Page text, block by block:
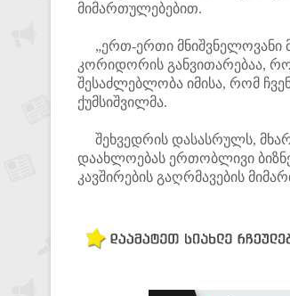
მიმართულებებით.
„ერთ-ერთი მნიშვნელოვანი
კორიდორის განვითარებაა,
შესაძლებლობა იმისა, რომ
ქუმსიშვილმა.
შეხვედრის დასასრულს,
დაახლოებას ერთობლივი
კავშირების გაღრმავების